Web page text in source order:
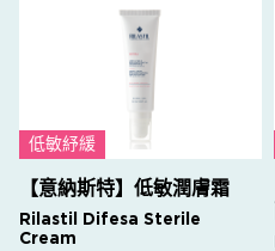
低敏紓緩
【意納斯特】低敏潤膚霜
Rilastil Difesa Sterile
Cream